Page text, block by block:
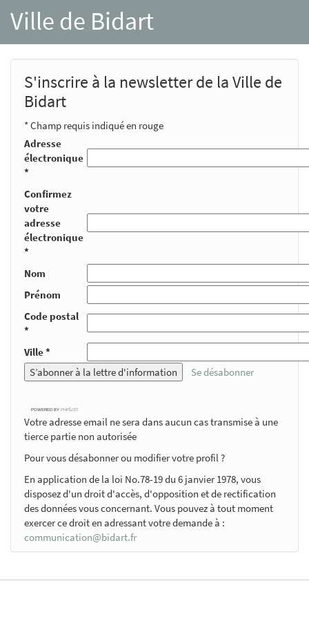
Ville de Bidart
S'inscrire à la newsletter de la Ville de
Bidart
* Champ requis indiqué en rouge
Adresse
électronique
*
Confirmez
votre
adresse
électronique
*
Nom
Prénom
Code postal
*
Ville *
Se désabonner
powered by phpList
Votre adresse email ne sera dans aucun cas transmise à une
tierce partie non autorisée
Pour vous désabonner ou modifier votre profil ?
En application de la loi No.78-19 du 6 janvier 1978, vous
disposez d'un droit d'accès, d'opposition et de rectification
des données vous concernant. Vous pouvez à tout moment
exercer ce droit en adressant votre demande à :
communication@bidart.fr